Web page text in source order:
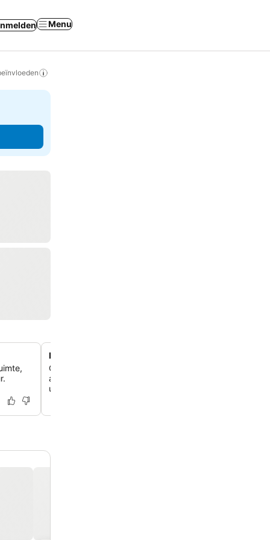
Menu
Ruime suites met uitzicht op de skyline
Ontspan in zeldzame, extra grote accommodaties in
aparte eetgedeeltes, meerdere badkamers en een
uitzicht op de stadslichten.